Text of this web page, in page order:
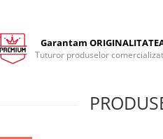
Garantam
Tuturor produselor